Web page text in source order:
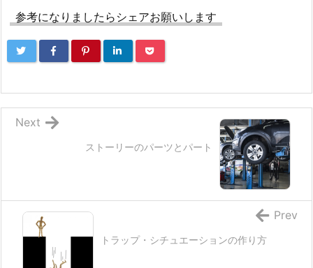
参考になりましたらシェアお願いします
ストーリーのパーツとパート
Next
トラップ・シチュエーションの作り方
Prev